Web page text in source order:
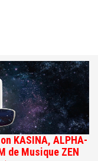
KASINA, ALPHA-
de Musique ZEN